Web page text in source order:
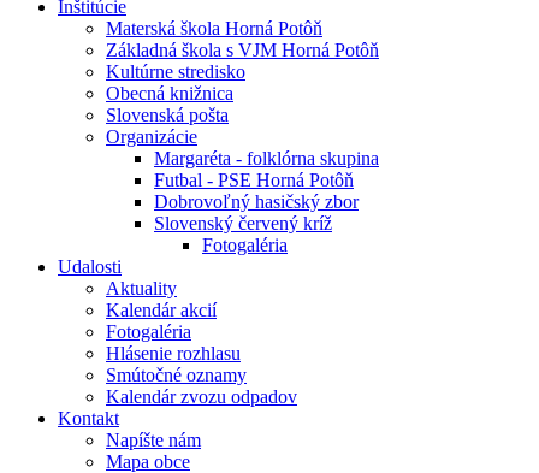
Inštitúcie
Materská škola Horná Potôň
Základná škola s VJM Horná Potôň
Kultúrne stredisko
Obecná knižnica
Slovenská pošta
Organizácie
Margaréta - folklórna skupina
Futbal - PSE Horná Potôň
Dobrovoľný hasičský zbor
Slovenský červený kríž
Fotogaléria
Udalosti
Aktuality
Kalendár akcií
Fotogaléria
Hlásenie rozhlasu
Smútočné oznamy
Kalendár zvozu odpadov
Kontakt
Napíšte nám
Mapa obce